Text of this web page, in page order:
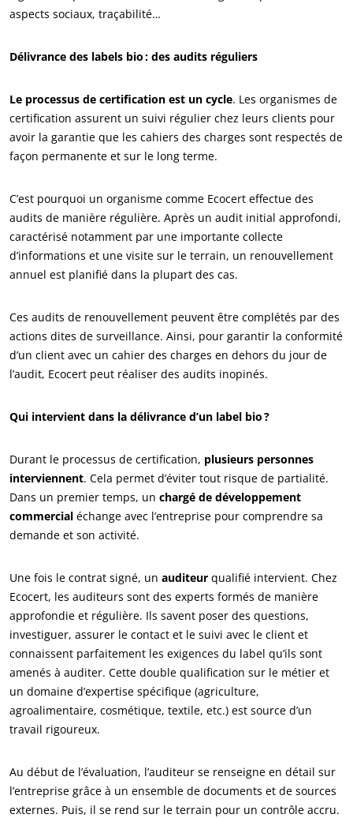
NOS SECTEURS D'ACTIVITÉ
Cosmétique
Textile
Bois et forêt
Produits de la maison
Agrofourniture
aspects sociaux, traçabilité…
Délivrance des labels bio : des audits réguliers
Le processus de certification est un cycle. Les organismes de
certification assurent un suivi régulier chez leurs clients pour
avoir la garantie que les cahiers des charges sont respectés de
façon permanente et sur le long terme.
C’est pourquoi un organisme comme Ecocert effectue des
audits de manière régulière. Après un audit initial approfondi,
caractérisé notamment par une importante collecte
d’informations et une visite sur le terrain, un renouvellement
annuel est planifié dans la plupart des cas.
Ces audits de renouvellement peuvent être complétés par des
actions dites de surveillance. Ainsi, pour garantir la conformité
d’un client avec un cahier des charges en dehors du jour de
l’audit, Ecocert peut réaliser des audits inopinés.
Qui intervient dans la délivrance d’un label bio ?
Durant le processus de certification, plusieurs personnes
interviennent. Cela permet d’éviter tout risque de partialité.
Dans un premier temps, un chargé de développement
commercial échange avec l’entreprise pour comprendre sa
demande et son activité.
Une fois le contrat signé, un auditeur qualifié intervient. Chez
Ecocert, les auditeurs sont des experts formés de manière
approfondie et régulière. Ils savent poser des questions,
investiguer, assurer le contact et le suivi avec le client et
connaissent parfaitement les exigences du label qu’ils sont
amenés à auditer. Cette double qualification sur le métier et
un domaine d’expertise spécifique (agriculture,
agroalimentaire, cosmétique, textile, etc.) est source d’un
travail rigoureux.
Au début de l’évaluation, l’auditeur se renseigne en détail sur
l’entreprise grâce à un ensemble de documents et de sources
externes. Puis, il se rend sur le terrain pour un contrôle accru.